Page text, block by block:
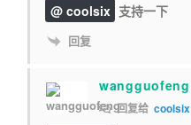
@ coolsix 支持一下
回复
wangguofeng
回复给 coolsix